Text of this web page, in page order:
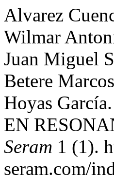
Alvarez
Wilmar
Juan Miguel
Betere
Hoyas
EN
Seram 1 (1).
seram.com/